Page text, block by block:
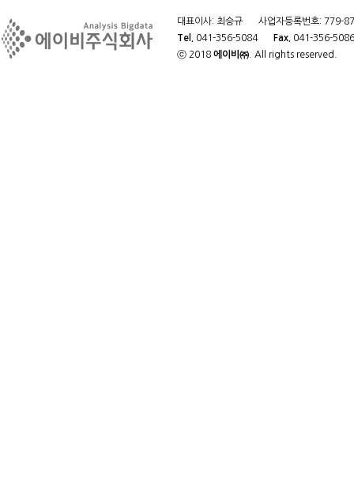
대표이사: 최승규
사업자등록번호: 779-
Tel.
041-356-5084 Fax. 041-356-5086
ⓒ 2018 에이비㈜ . All rights reserved.